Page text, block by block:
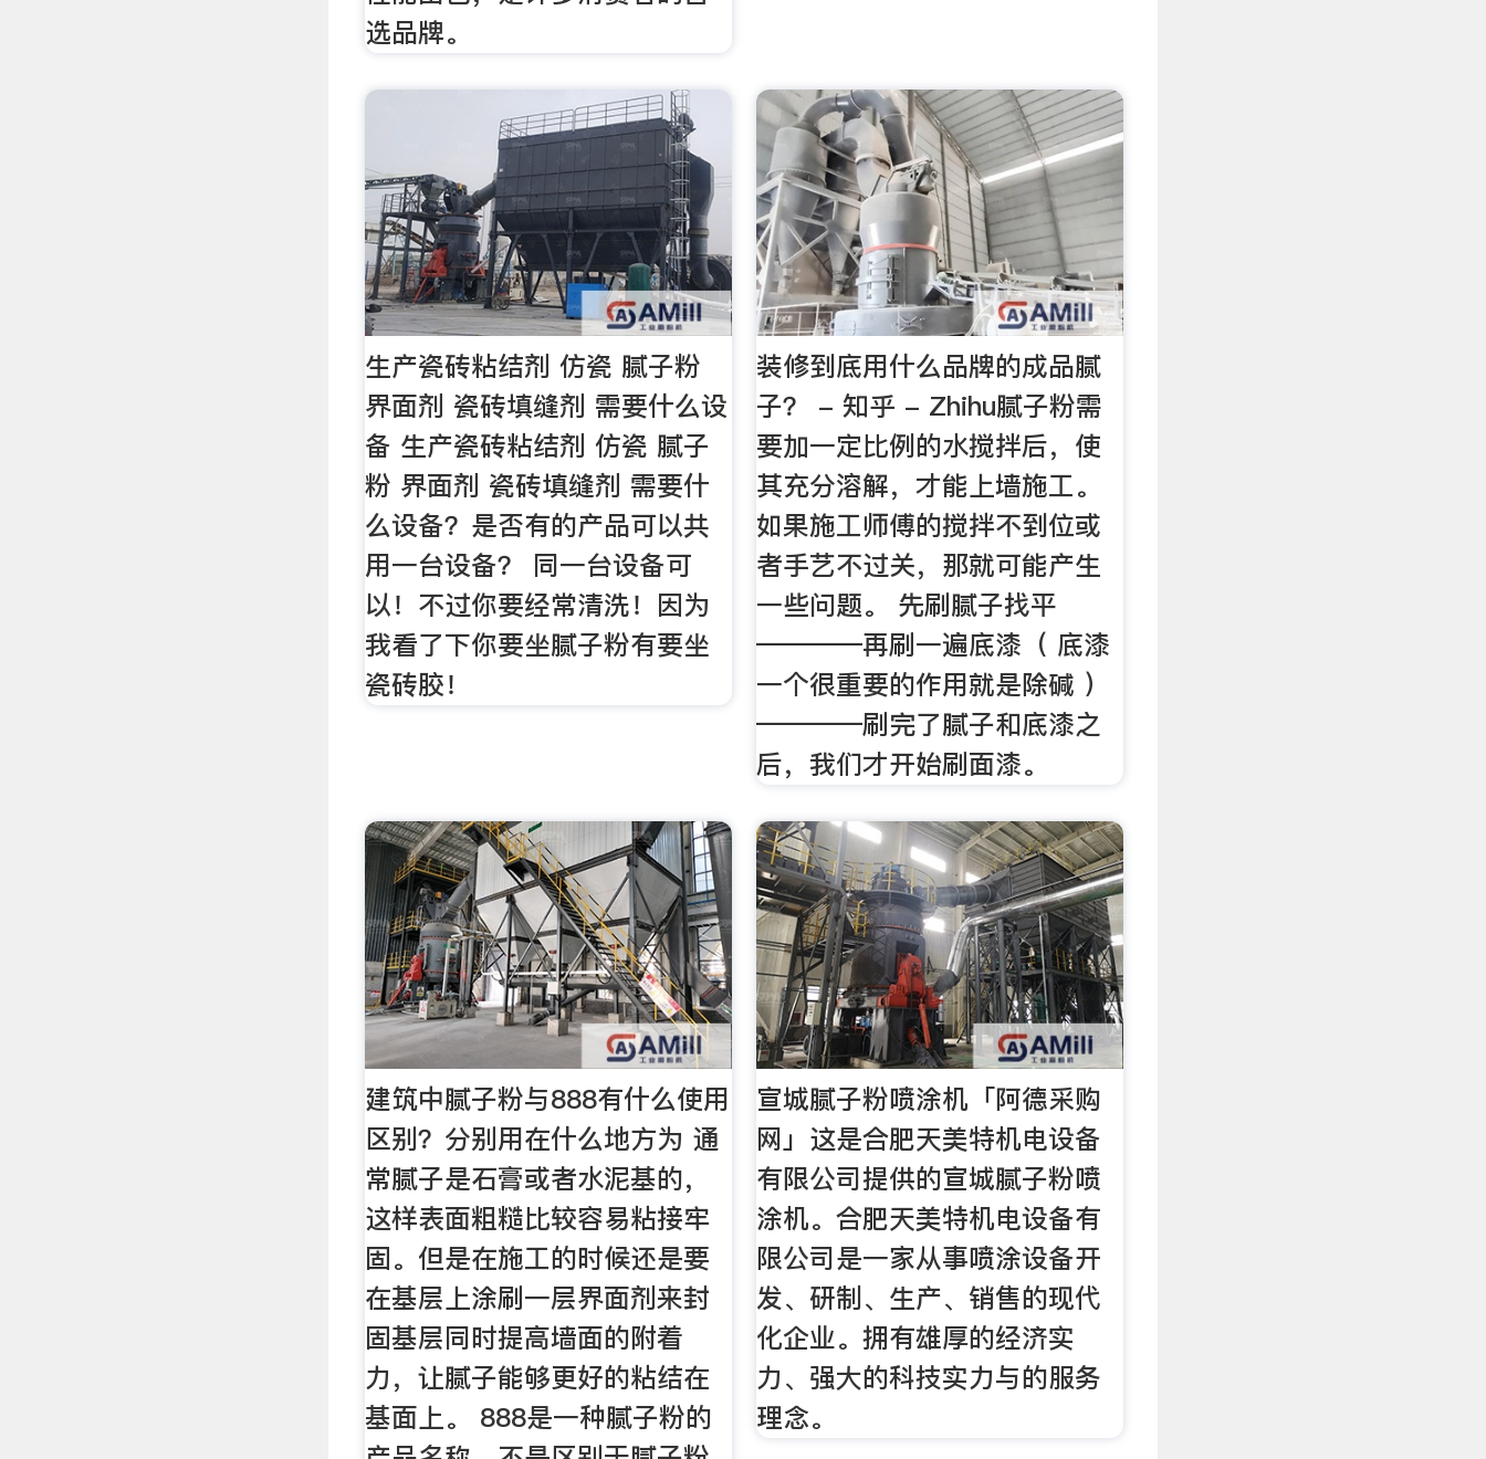
选品牌。
生产瓷砖粘结剂 仿瓷 腻子粉
界面剂 瓷砖填缝剂 需要什么设
备 生产瓷砖粘结剂 仿瓷 腻子
粉 界面剂 瓷砖填缝剂 需要什
么设备？是否有的产品可以共
用一台设备？ 同一台设备可
以！不过你要经常清洗！因为
我看了下你要坐腻子粉有要坐
瓷砖胶！
装修到底用什么品牌的成品腻
子？ - 知乎 - Zhihu腻子粉需
要加一定比例的水搅拌后，使
其充分溶解，才能上墙施工。
如果施工师傅的搅拌不到位或
者手艺不过关，那就可能产生
一些问题。 先刷腻子找平
————再刷一遍底漆（ 底漆
一个很重要的作用就是除碱 ）
————刷完了腻子和底漆之
后，我们才开始刷面漆。
建筑中腻子粉与888有什么使用
区别？分别用在什么地方为 通
常腻子是石膏或者水泥基的，
这样表面粗糙比较容易粘接牢
固。但是在施工的时候还是要
在基层上涂刷一层界面剂来封
固基层同时提高墙面的附着
力，让腻子能够更好的粘结在
基面上。 888是一种腻子粉的
宣城腻子粉喷涂机「阿德采购
网」这是合肥天美特机电设备
有限公司提供的宣城腻子粉喷
涂机。合肥天美特机电设备有
限公司是一家从事喷涂设备开
发、研制、生产、销售的现代
化企业。拥有雄厚的经济实
力、强大的科技实力与的服务
理念。